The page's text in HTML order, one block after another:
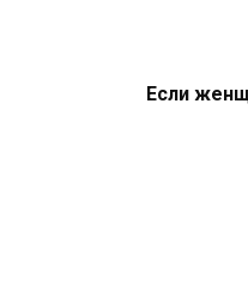
Если